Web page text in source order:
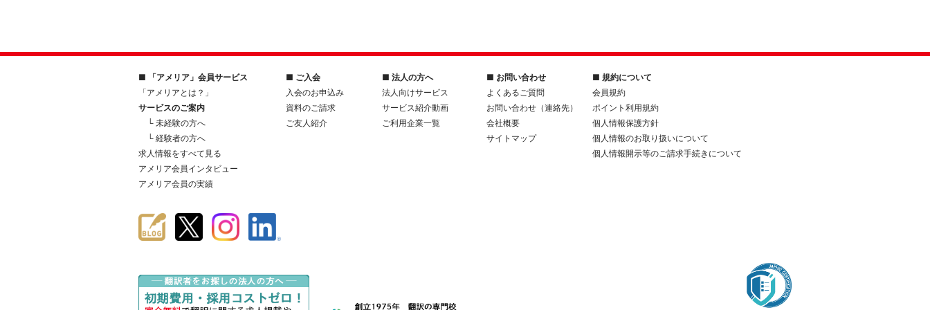
■ 「アメリア」会員サービス
「アメリアとは？」
サービスのご案内
└ 未経験の方へ
└ 経験者の方へ
求人情報をすべて見る
アメリア会員インタビュー
アメリア会員の実績
■ ご入会
入会のお申込み
資料のご請求
ご友人紹介
■ 法人の方へ
法人向けサービス
サービス紹介動画
ご利用企業一覧
■ お問い合わせ
よくあるご質問
お問い合わせ（連絡先）
会社概要
サイトマップ
■ 規約について
会員規約
ポイント利用規約
個人情報保護方針
個人情報のお取り扱いについて
個人情報開示等のご請求手続きについて